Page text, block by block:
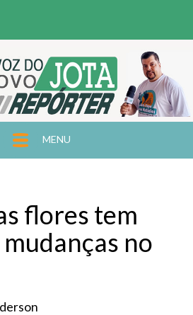
MENU
flores tem
no